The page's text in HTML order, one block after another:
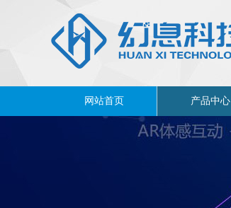
网站首页 产品中心